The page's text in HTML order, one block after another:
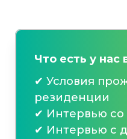
Что есть у нас
✔ Условия
резиденции
✔ Интервью со
✔ Интервью с